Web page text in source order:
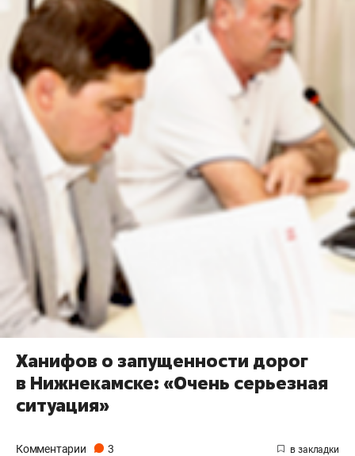
Ханифов о запущенности дорог
в Нижнекамске: «Очень серьезная
ситуация»
Комментарии 3